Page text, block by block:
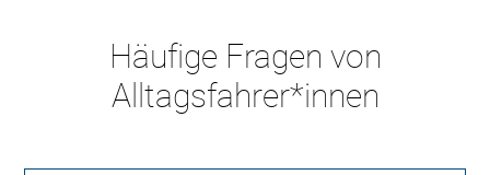
Häufige Fragen von
Alltagsfahrer*innen